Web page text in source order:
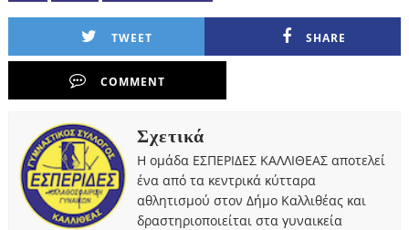
TWEET SHARE
COMMENT
Σχετικά
Η ομάδα ΕΣΠΕΡΙΔΕΣ ΚΑΛΛΙΘΕΑΣ αποτελεί
ένα από τα κεντρικά κύτταρα
αθλητισμού στον Δήμο Καλλιθέας και
δραστηριοποιείται στα γυναικεία